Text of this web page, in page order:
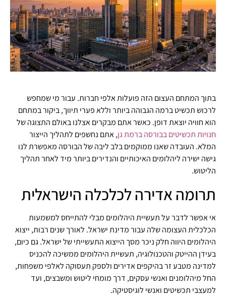
בתוך המתחם העצום הזה פועלות אלפי חברות. עבור מי שמחפש
לרכוש תכשיט ברמה הגבוהה ביותר וללא פערי תיווך, ביקור במתחם
הוא חוויה יוצאת דופן. כאשר אתם מבקרים אצלנו באולם התצוגה של
חנויות תכשיטים בבורסה ברמת גן, אתם נחשפים לתהליך הייצור
המלא. העובדה שאנו ממוקמים בלב ליבה של הבורסה מאפשרת לנו
גישה ישירה ליהלומים האיכותיים והנדירים ביותר מיד לאחר תהליך
הליטוש.
תרומה אדירה לכלכלה הישראלית
אי אפשר לדבר על תעשיית היהלומים מבלי להתייחס למשמעות
הכלכלית העצומה שלה עבור מדינת ישראל. לאורך שנים רבות, ייצוא
היהלומים היווה חלק ניכר מסך הייצוא התעשייתי של ישראל. גם כיום,
בעידן ההייטק והטכנולוגיה, תעשיית היהלומים ממשיכה להכניס
למדינה מטבע זר בהיקפים אדירים ולספק תעסוקה לאלפי משפחות,
החל מיהלומנים ואנשי עסקים, דרך מומחי ליטוש ומשבצים, ועד
למעצבי תכשיטים ואנשי לוגיסטיקה.